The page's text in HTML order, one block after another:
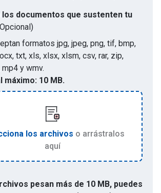
los documentos que sustenten tu
formatos jpg, jpeg, png, tif, bmp,
txt, xls, xlsx, xlsm, csv, rar, zip,
mp4 y wmv.
máximo: 10 MB.
los archivos o arrástralos
aquí
pesan más de 10 MB, puedes